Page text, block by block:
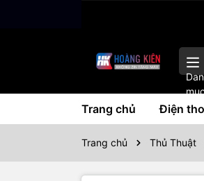
Trang chủ Điện
Trang chủ Thủ Thuật